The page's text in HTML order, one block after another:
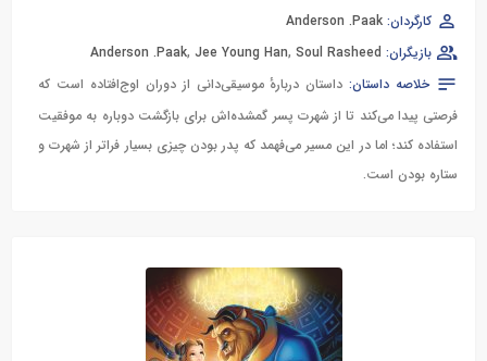
کارگردان: Anderson .Paak
بازیگران:
Anderson .Paak, Jee Young Han, Soul Rasheed
خلاصه داستان: داستان دربارهٔ موسیقی‌دانی از دوران اوج‌افتاده است که
فرصتی پیدا می‌کند تا از شهرت پسر گمشده‌اش برای بازگشت دوباره به موفقیت
استفاده کند؛ اما در این مسیر می‌فهمد که پدر بودن چیزی بسیار فراتر از شهرت و
ستاره بودن است.